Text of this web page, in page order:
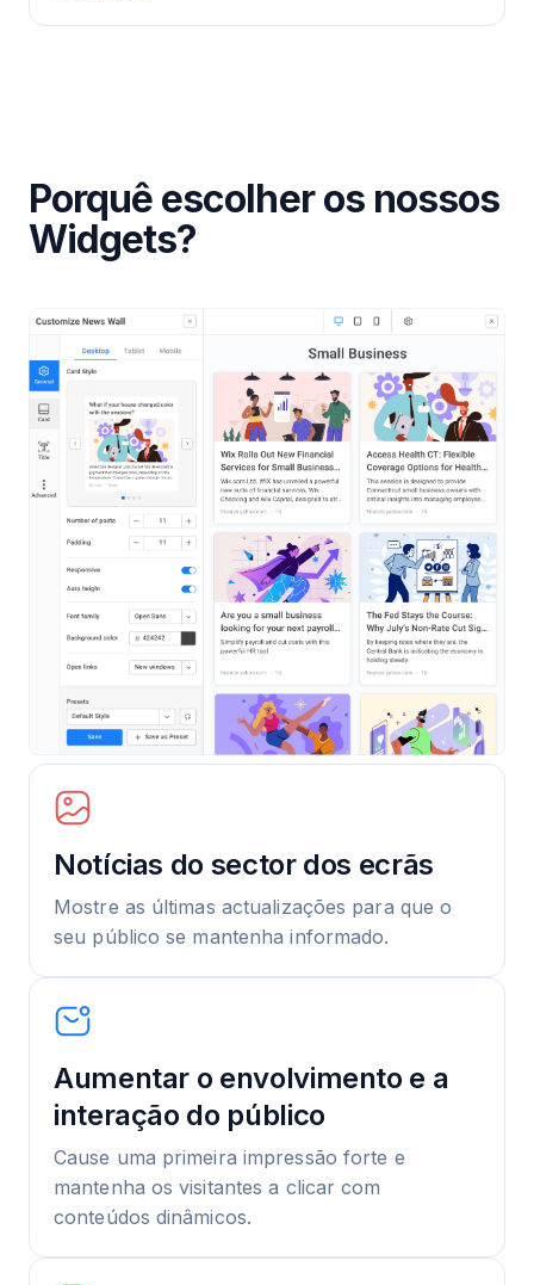
Porquê escolher os nossos
Widgets?
Notícias do sector dos ecrãs
Mostre as últimas actualizações para que o
seu público se mantenha informado.
Aumentar o envolvimento e a
interação do público
Cause uma primeira impressão forte e
mantenha os visitantes a clicar com
conteúdos dinâmicos.